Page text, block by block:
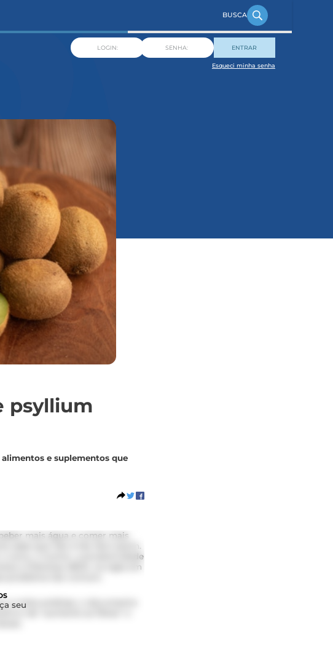
ENTRAR
Esqueci minha senha
psyllium
e suplementos que
mais água e comer mais
sabe que não é tão fácil assim.
sono, o humor, a produtividade
e Dietistas (BDA, na sigla em
e meta-análises, o documento
de “aumente as fibras” e
seu